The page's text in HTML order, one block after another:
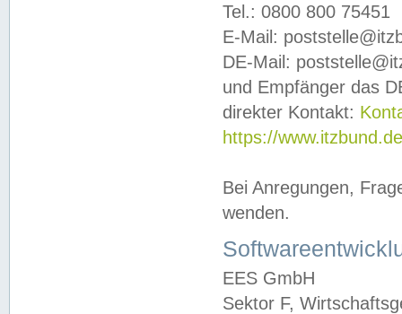
Tel.: 0800 800 75451
E-Mail:
DE-Mail:
und Empfänger das
direkter Kontakt:
https://
Bei Anregungen,
wenden.
EES GmbH
Sektor F,